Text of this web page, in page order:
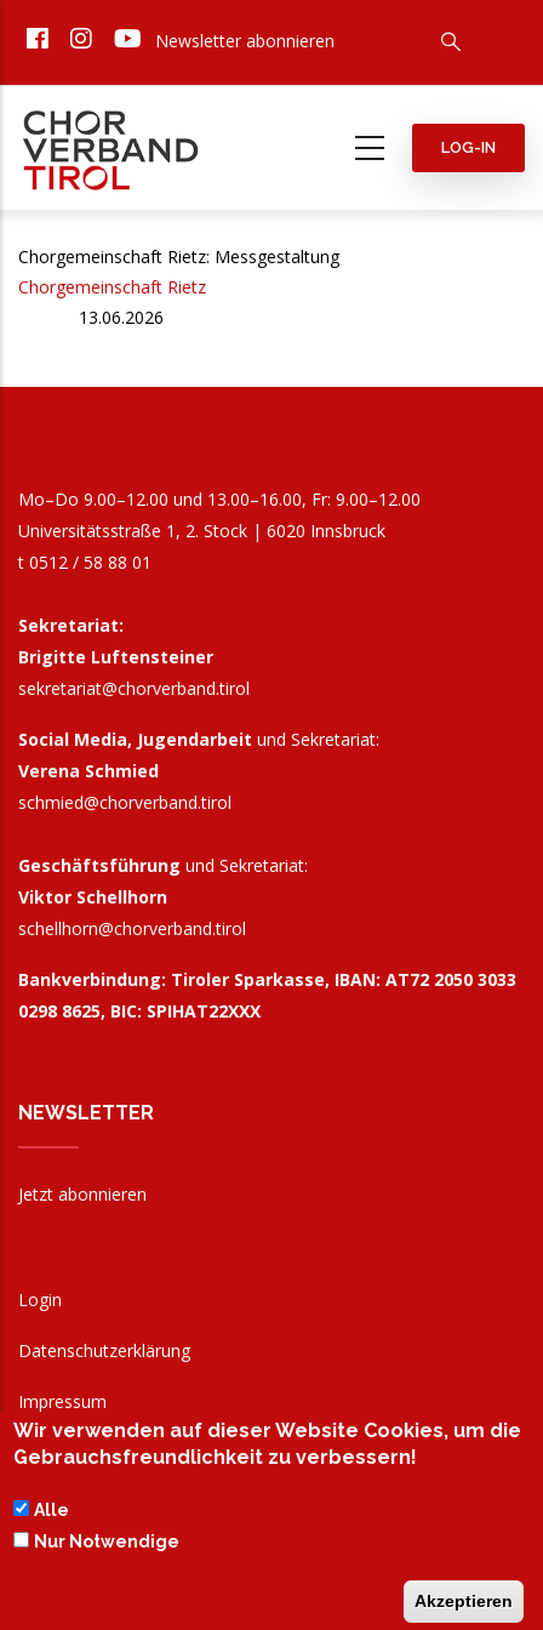
zum
Newsletter abonnieren
LOG-IN
Chorgemeinschaft Rietz: Messgestaltung
Chorgemeinschaft Rietz
13.06.2026
Mo–Do 9.00–12.00 und 13.00–16.00, Fr: 9.00–12.00
Universitätsstraße 1, 2. Stock | 6020 Innsbruck
t 0512 / 58 88 01
Sekretariat:
Brigitte Luftensteiner
sekretariat@chorverband.tirol
Social Media, Jugendarbeit und Sekretariat:
Verena Schmied
schmied@chorverband.tirol
Geschäftsführung und Sekretariat:
Viktor Schellhorn
schellhorn@chorverband.tirol
Bankverbindung: Tiroler Sparkasse, IBAN: AT72 2050 3033
0298 8625, BIC: SPIHAT22XXX
NEWSLETTER
Jetzt abonnieren
Login
Datenschutzerklärung
Impressum
AGB
Wir verwenden auf dieser Website Cookies, um die
Gebrauchsfreundlichkeit zu verbessern!
Alle
Nur Notwendige
Akzeptieren